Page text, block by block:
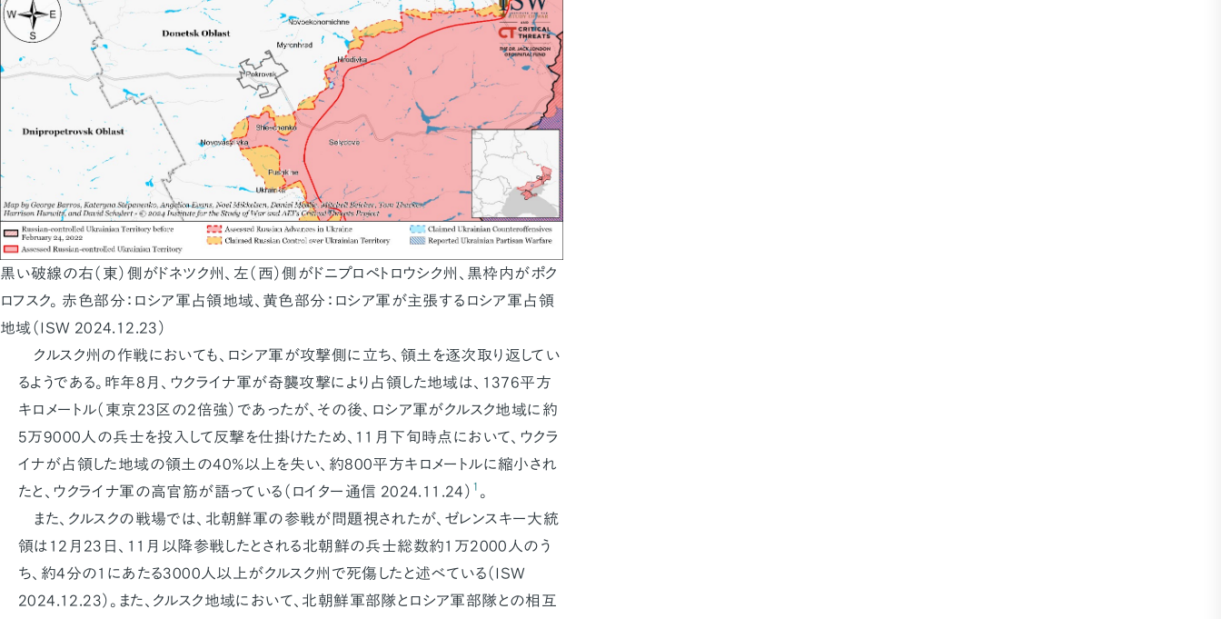
黒い破線の右（東）側がドネツク州、左（西）側がドニプロペトロウシク州、黒枠内がポク
ロフスク。 赤色部分：ロシア軍占領地域、黄色部分：ロシア軍が主張するロシア軍占領
地域（ISW 2024.12.23）
クルスク州の作戦においても、ロシア軍が攻撃側に立ち、領土を逐次取り返してい
るようである。昨年8月、ウクライナ軍が奇襲攻撃により占領した地域は、1376平方
キロメートル（東京23区の2倍強）であったが、その後、ロシア軍がクルスク地域に約
5万9000人の兵士を投入して反撃を仕掛けたため、11月下旬時点において、ウクラ
イナが占領した地域の領土の40%以上を失い、約800平方キロメートルに縮小され
たと、ウクライナ軍の高官筋が語っている（ロイター通信 2024.11.24） 1 。
また、クルスクの戦場では、北朝鮮軍の参戦が問題視されたが、ゼレンスキー大統
領は12月23日、11月以降参戦したとされる北朝鮮の兵士総数約1万2000人のう
ち、約4分の1にあたる3000人以上がクルスク州で死傷したと述べている（ISW
2024.12.23）。また、クルスク地域において、北朝鮮軍部隊とロシア軍部隊との相互